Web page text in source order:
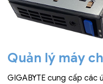
Quản lý máy
GIGABYTE cung cấp các